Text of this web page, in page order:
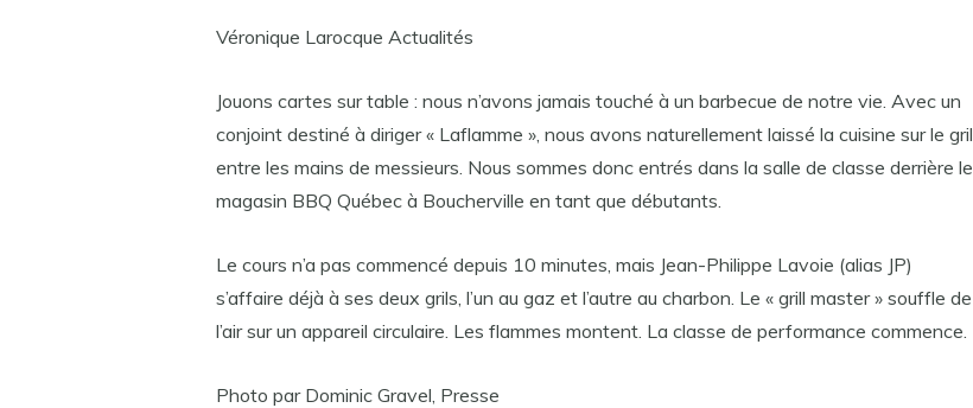
Véronique Larocque Actualités
Jouons cartes sur table : nous n’avons jamais touché à un barbecue de notre vie. Avec un
conjoint destiné à diriger « Laflamme », nous avons naturellement laissé la cuisine sur le gril
entre les mains de messieurs. Nous sommes donc entrés dans la salle de classe derrière le
magasin BBQ Québec à Boucherville en tant que débutants.
Le cours n’a pas commencé depuis 10 minutes, mais Jean-Philippe Lavoie (alias JP)
s’affaire déjà à ses deux grils, l’un au gaz et l’autre au charbon. Le « grill master » souffle de
l’air sur un appareil circulaire. Les flammes montent. La classe de performance commence.
Photo par Dominic Gravel, Presse